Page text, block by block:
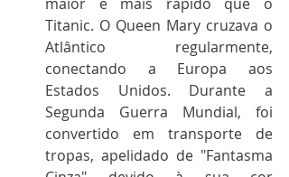
Titanic. O Queen Mary cruzava o
Atlântico regularmente,
conectando a Europa aos
Estados Unidos. Durante a
Segunda Guerra Mundial, foi
convertido em transporte de
tropas, apelidado de "Fantasma